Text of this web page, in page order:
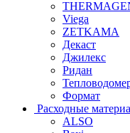
Viega
ZETKAMA
Декаст
Джилекс
Ридан
Формат
Расходные
ALSO